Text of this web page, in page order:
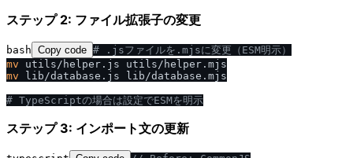
ステップ 2: ファイル拡張子の変更
bash Copy code # .jsファイルを.mjsに変更（ESM明示）
mv
mv lib/database.js lib/database.mjs
# TypeScriptの場合は設定でESMを明示
ステップ 3: インポート文の更新